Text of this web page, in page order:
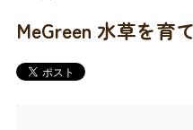
MeGreen 水草を育